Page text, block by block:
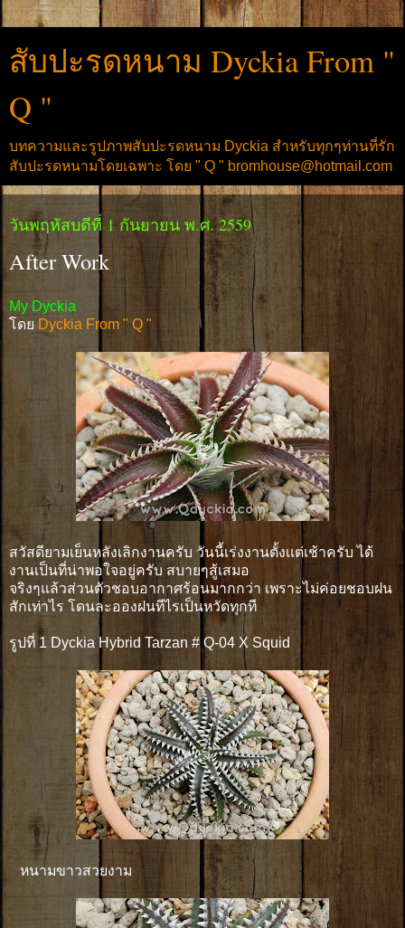
สับปะรดหนาม Dyckia From "
Q "
บทความและรูปภาพสับปะรดหนาม Dyckia สำหรับทุกๆท่านที่รัก
สับปะรดหนามโดยเฉพาะ โดย " Q " bromhouse@hotmail.com
วันพฤหัสบดีที่ 1 กันยายน พ.ศ. 2559
After Work
My Dyckia
โดย Dyckia From " Q "
สวัสดียามเย็นหลังเลิกงานครับ วันนี้เร่งงานตั้งเเต่เช้าครับ ได้
งานเป็นที่น่าพอใจอยู่ครับ สบายๆสู้เสมอ
จริงๆแล้วส่วนตัวชอบอากาศร้อนมากกว่า เพราะไม่ค่อยชอบฝน
สักเท่าไร โดนละอองฝนทีไรเป็นหวัดทุกที
รูปที่ 1 Dyckia Hybrid Tarzan # Q-04 X Squid
หนามขาวสวยงาม